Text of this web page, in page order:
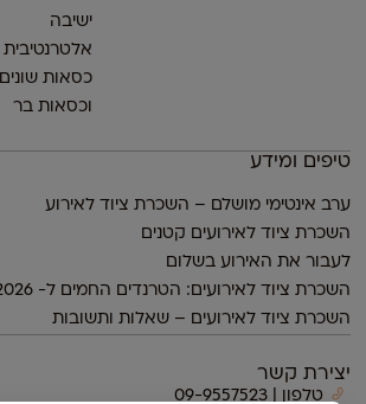
ישיבה
אלטרנטיבית
כסאות שונים
וכסאות בר
טיפים ומידע
ערב אינטימי מושלם – השכרת ציוד לאירוע
השכרת ציוד לאירועים קטנים
לעבור את האירוע בשלום
השכרת ציוד לאירועים: הטרנדים החמים ל- 2026
השכרת ציוד לאירועים – שאלות ותשובות
יצירת קשר
טלפון | 09-9557523